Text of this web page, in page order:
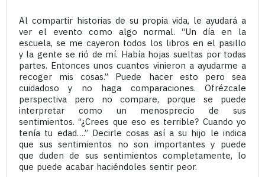
Al compartir historias de su propia vida, le ayudará a
ver el evento como algo normal. “Un día en la
escuela, se me cayeron todos los libros en el pasillo
y la gente se rió de mí. Había hojas sueltas por todas
partes. Entonces unos cuantos vinieron a ayudarme a
recoger mis cosas.” Puede hacer esto pero sea
cuidadoso y no haga comparaciones. Ofrézcale
perspectiva pero no compare, porque se puede
interpretar como un menosprecio de sus
sentimientos. “¿Crees que eso es terrible? Cuando yo
tenía tu edad….” Decirle cosas así a su hijo le indica
que sus sentimientos no son importantes y puede
que duden de sus sentimientos completamente, lo
que puede acabar haciéndoles sentir peor.